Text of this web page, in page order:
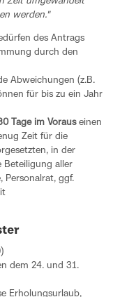
werden."
des Antrags
durch den
Abweichungen (z.B.
für bis zu ein Jahr
Tage im Voraus einen
Zeit für die
in der
Beteiligung aller
Personalrat, ggf.
dem 24. und 31.
Erholungsurlaub,